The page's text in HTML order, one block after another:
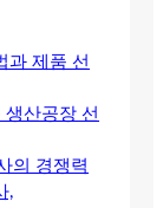
과 제품 선
생산공장 선
의 경쟁력
,